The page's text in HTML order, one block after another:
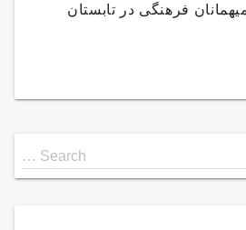
فرهنگی در تابستان
Search …